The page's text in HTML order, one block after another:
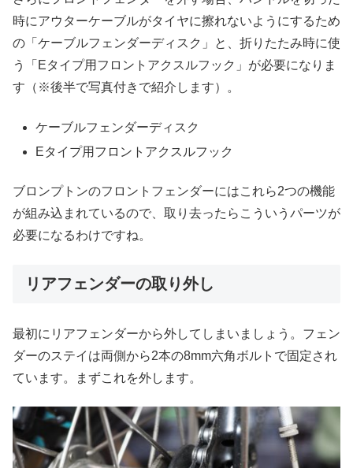
時にアウターケーブルがタイヤに擦れないようにするため
の「ケーブルフェンダーディスク」と、折りたたみ時に使
う「Eタイプ用フロントアクスルフック」が必要になりま
す（※後半で写真付きで紹介します）。
ケーブルフェンダーディスク
Eタイプ用フロントアクスルフック
ブロンプトンのフロントフェンダーにはこれら2つの機能
が組み込まれているので、取り去ったらこういうパーツが
必要になるわけですね。
リアフェンダーの取り外し
最初にリアフェンダーから外してしまいましょう。フェン
ダーのステイは両側から2本の8mm六角ボルトで固定され
ています。まずこれを外します。